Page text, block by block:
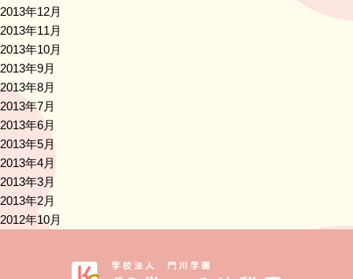
2013年12月
2013年11月
2013年10月
2013年9月
2013年8月
2013年7月
2013年6月
2013年5月
2013年4月
2013年3月
2013年2月
2012年10月